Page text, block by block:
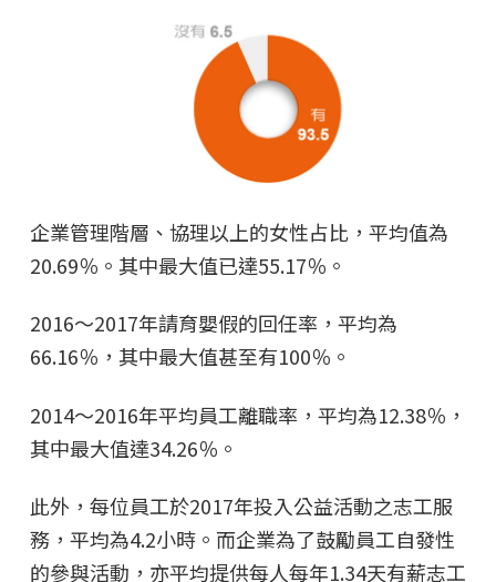
企業管理階層、協理以上的女性占比，平均值為
20.69％。其中最大值已達55.17％。
2016～2017年請育嬰假的回任率，平均為
66.16％，其中最大值甚至有100％。
2014～2016年平均員工離職率，平均為12.38％，
其中最大值達34.26％。
此外，每位員工於2017年投入公益活動之志工服
務，平均為4.2小時。而企業為了鼓勵員工自發性
的參與活動，亦平均提供每人每年1.34天有薪志工